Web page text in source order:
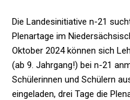
Die Landesinitiative n-21
Plenartage im
Oktober 2024 können sich
(ab 9. Jahrgang!) bei n-21
Schülerinnen und Schülern
eingeladen, drei Tage die